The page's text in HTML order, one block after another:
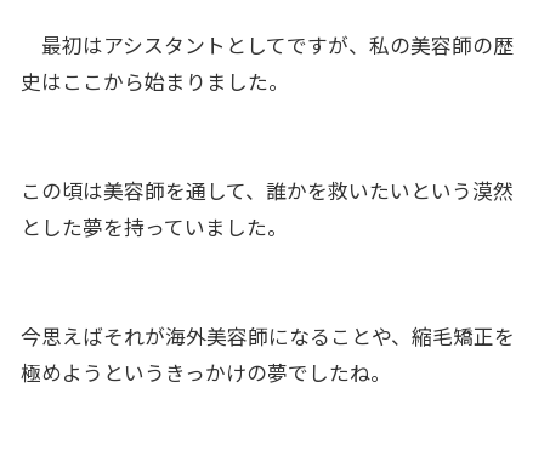
最初はアシスタントとしてですが、私の美容師の歴
史はここから始まりました。
この頃は美容師を通して、誰かを救いたいという漠然
とした夢を持っていました。
今思えばそれが海外美容師になることや、縮毛矯正を
極めようというきっかけの夢でしたね。